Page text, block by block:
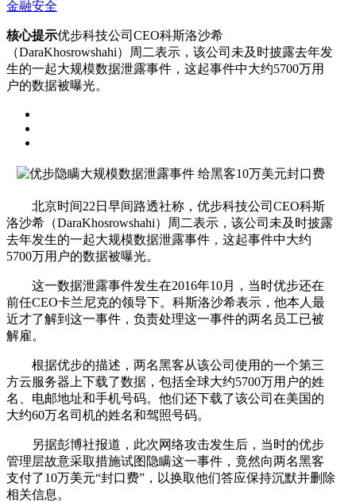
金融安全
核心提示优步科技公司CEO科斯洛沙希
（DaraKhosrowshahi）周二表示，该公司未及时披露去年发
生的一起大规模数据泄露事件，这起事件中大约5700万用
户的数据被曝光。
北京时间22日早间路透社称，优步科技公司CEO科斯
洛沙希（DaraKhosrowshahi）周二表示，该公司未及时披露
去年发生的一起大规模数据泄露事件，这起事件中大约
5700万用户的数据被曝光。
这一数据泄露事件发生在2016年10月，当时优步还在
前任CEO卡兰尼克的领导下。科斯洛沙希表示，他本人最
近才了解到这一事件，负责处理这一事件的两名员工已被
解雇。
根据优步的描述，两名黑客从该公司使用的一个第三
方云服务器上下载了数据，包括全球大约5700万用户的姓
名、电邮地址和手机号码。他们还下载了该公司在美国的
大约60万名司机的姓名和驾照号码。
另据彭博社报道，此次网络攻击发生后，当时的优步
管理层故意采取措施试图隐瞒这一事件，竟然向两名黑客
支付了10万美元“封口费”，以换取他们答应保持沉默并删除
相关信息。